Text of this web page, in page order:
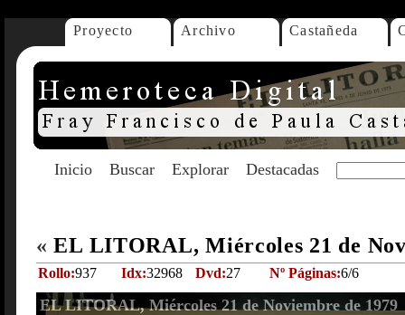
Proyecto Archivo Castañeda
Inicio Buscar Explorar Destacadas
« EL LITORAL, Miércoles 21 de
Rollo:937 Idx:32968 Dvd:27 Nº Páginas:6/6
EL LITORAL, Miércoles 21 de Noviembre de 1979